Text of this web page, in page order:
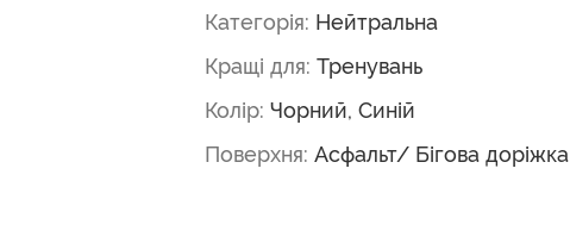
Категорія: Нейтральна
Кращі для: Тренувань
Колір: Чорний, Синій
Поверхня: Асфальт/ Бігова доріжка